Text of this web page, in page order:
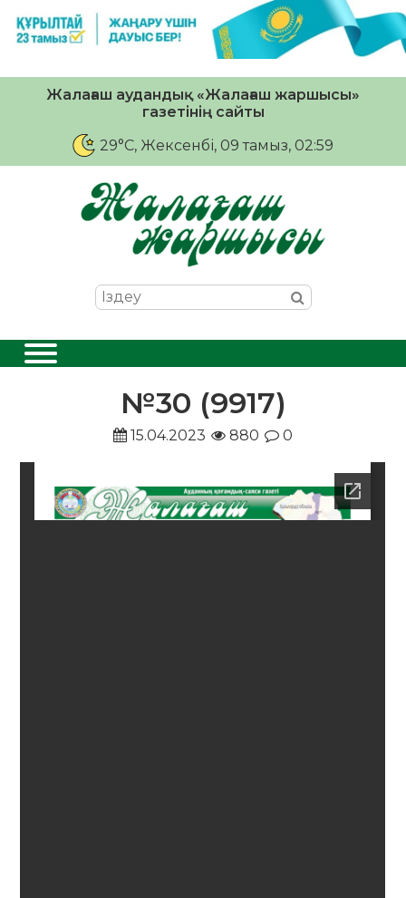
Жалағаш аудандық «Жалағаш жаршысы»
газетінің сайты
29°C, Жексенбі, 09 тамыз, 02:59
№30 (9917)
15.04.2023 880 0